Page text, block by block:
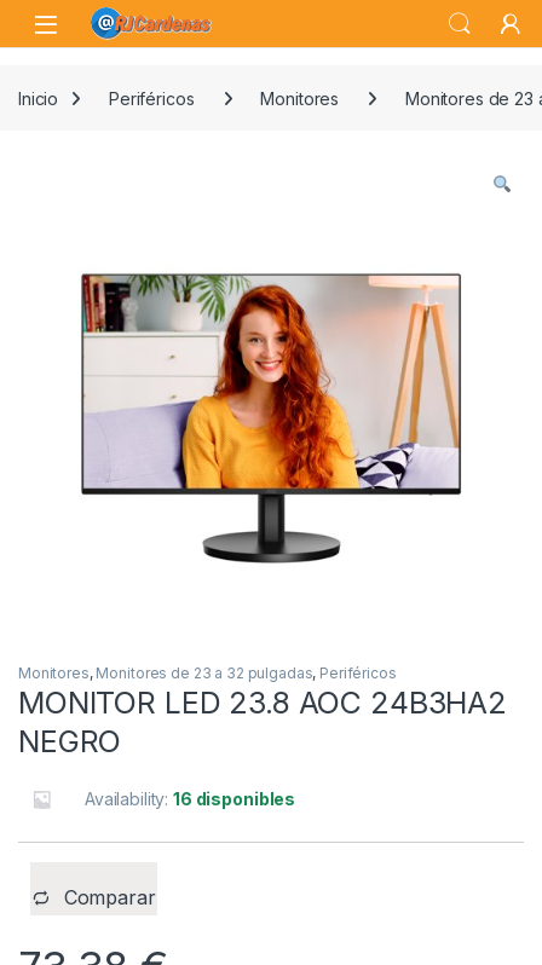
Skip to navigation
Skip to content
Open
Inicio Periféricos Monitores Monitores de 23
Monitores, Monitores de 23 a 32 pulgadas, Periféricos
MONITOR LED 23.8 AOC 24B3HA2
NEGRO
Availability:16 disponibles
Comparar